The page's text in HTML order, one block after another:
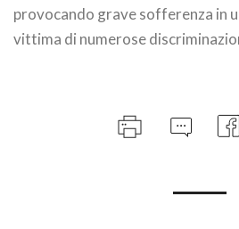
provocando grave sofferenza in
vittima di numerose